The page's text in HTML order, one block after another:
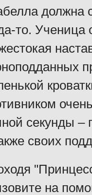
должна
то.
секунды –
своих
на